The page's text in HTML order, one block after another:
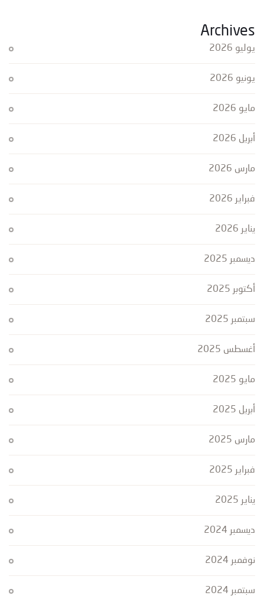
Archives
يوليو 2026
يونيو 2026
مايو 2026
أبريل 2026
مارس 2026
فبراير 2026
يناير 2026
ديسمبر 2025
أكتوبر 2025
سبتمبر 2025
أغسطس 2025
مايو 2025
أبريل 2025
مارس 2025
فبراير 2025
يناير 2025
ديسمبر 2024
نوفمبر 2024
سبتمبر 2024